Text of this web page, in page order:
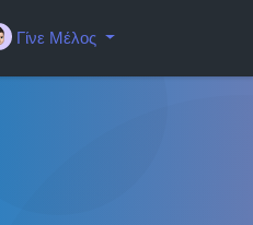
Γίνε Μέλος